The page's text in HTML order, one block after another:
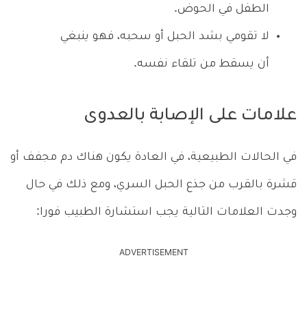
الطفل في الحوض.
لا تقومي بشد الحبل أو سحبه، فهو ينبغي
أن يسقط من تلقاء نفسه.
علامات على الإصابة بالعدوى
في الحالات الطبيعية، في العادة يكون هناك دم مجفف أو
قشرة بالقرب من جذع الحبل السري، ومع ذلك في حال
وجدت العلامات التالية يجب استشارة الطبيب فورا:
ADVERTISEMENT